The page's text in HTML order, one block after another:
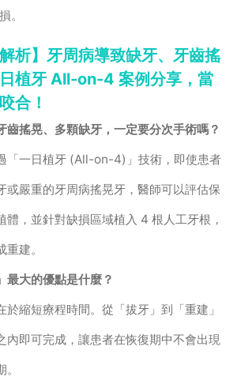
。
解析】牙周病導致缺牙、牙齒搖
植牙 All-on-4 案例分享，當
合！
齒搖晃、多顆缺牙，一定要分次手術嗎？
「一日植牙 (All-on-4)」技術，即使患者
或嚴重的牙周病搖晃牙，醫師可以評估保
體，並針對缺損區域植入 4 根人工牙根，
建。
最大的優點是什麼？
於縮短療程時間。從「拔牙」到「重建」
內即可完成，讓患者在恢復期中不會出現